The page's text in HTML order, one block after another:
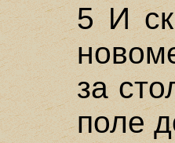
5 И
за
поле